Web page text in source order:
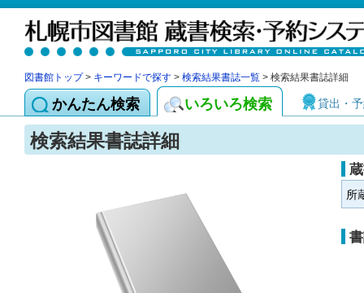
図書館トップ> キーワードで探す > 検索結果書誌一覧 > 検索結果書誌詳細
かんたん検索 いろいろ検索 貸出・
検索結果書誌詳細
所